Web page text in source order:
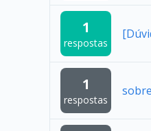
1
respostas
1
respostas